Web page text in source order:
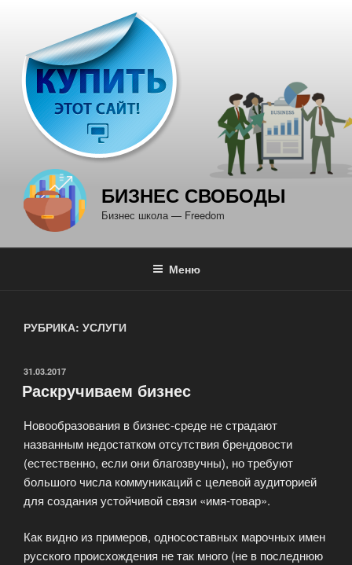
содержимому
БИЗНЕС СВОБОДЫ
Бизнес школа — Freedom
Меню
РУБРИКА: УСЛУГИ
ОПУБЛИКОВАНО
31.03.2017
Раскручиваем бизнес
Новообразования в бизнес-среде не страдают
названным недостатком отсутствия брендовости
(естественно, если они благозвучны), но требуют
большого числа коммуникаций с целевой аудиторией
для создания устойчивой связи «имя-товар».
Как видно из примеров, односоставных марочных имен
русского происхождения не так много (не в последнюю